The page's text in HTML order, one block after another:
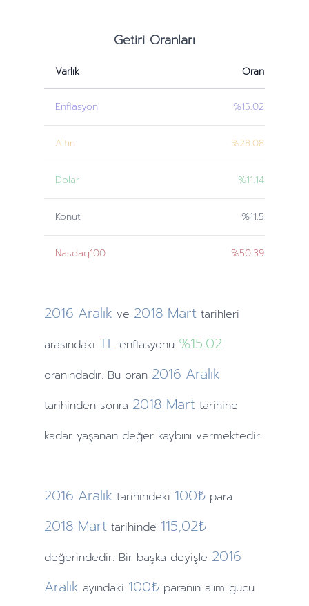
Getiri Oranları
Varlık Oran
Enflasyon %15.02
Altın %28.08
Dolar %11.14
Konut %11.5
Nasdaq100 %50.39
2016 Aralık ve 2018 Mart tarihleri
arasındaki TLenflasyonu %15.02
oranındadır. Bu oran 2016 Aralık
tarihindensonra 2018 Mart tarihine
kadar yaşanan değer kaybını vermektedir.
2016 Aralık tarihindeki 100₺ para
2018 Mart tarihinde 115,02₺
değerindedir. Bir başka deyişle 2016
Aralık ayındaki 100₺ paranın alım gücü